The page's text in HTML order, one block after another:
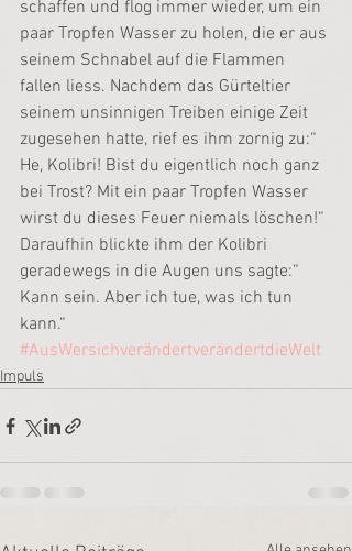
schaffen und flog immer wieder, um ein
paar Tropfen Wasser zu holen, die er aus
seinem Schnabel auf die Flammen
fallen liess. Nachdem das Gürteltier
seinem unsinnigen Treiben einige Zeit
zugesehen hatte, rief es ihm zornig zu:“
He, Kolibri! Bist du eigentlich noch ganz
bei Trost? Mit ein paar Tropfen Wasser
wirst du dieses Feuer niemals löschen!“
Daraufhin blickte ihm der Kolibri
geradewegs in die Augen uns sagte:“
Kann sein. Aber ich tue, was ich tun
kann.“
#AusWersichverändertverändertdieWelt
Impuls